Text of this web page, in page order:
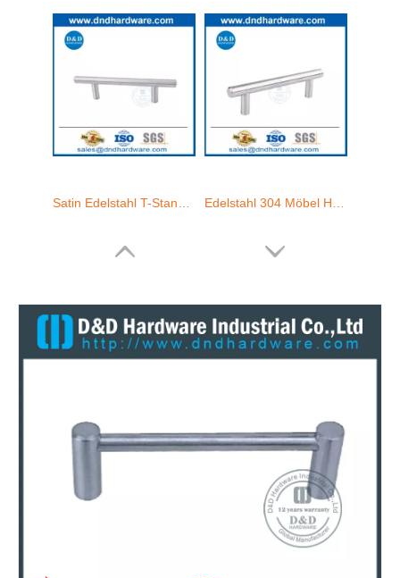
Edelstahl 304 Oberflächenmindermöbelgriff für Schranktüren –DDFH001